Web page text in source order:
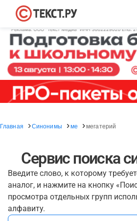
Главная Синонимы ме мегатерий
Сервис поиска
Введите слово, к которому
аналог, и нажмите на кнопку
просмотра отдельных групп
алфавиту.